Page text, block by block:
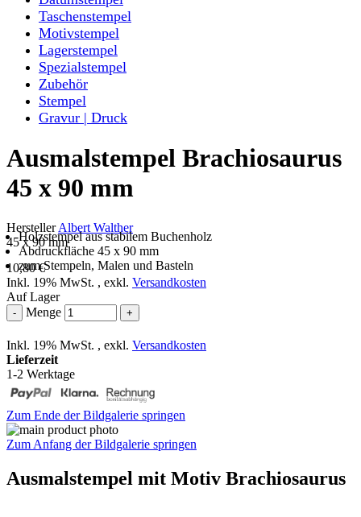
Taschenstempel
Motivstempel
Lagerstempel
Spezialstempel
Zubehör
Stempel
Gravur | Druck
Ausmalstempel Brachiosaurus
45 x 90 mm
HerstellerAlbert Walther
45 x 90 mm
Holzstempel aus stabilem Buchenholz
Abdruckfläche 45 x 90 mm
zum Stempeln, Malen und Basteln
10,80 €
Inkl. 19% MwSt. , exkl. Versandkosten
Auf Lager
- Menge +
Inkl. 19% MwSt. , exkl. Versandkosten
Lieferzeit
1-2 Werktage
Zum Ende der Bildgalerie springen
Zum Anfang der Bildgalerie springen
Ausmalstempel mit Motiv Brachiosaurus